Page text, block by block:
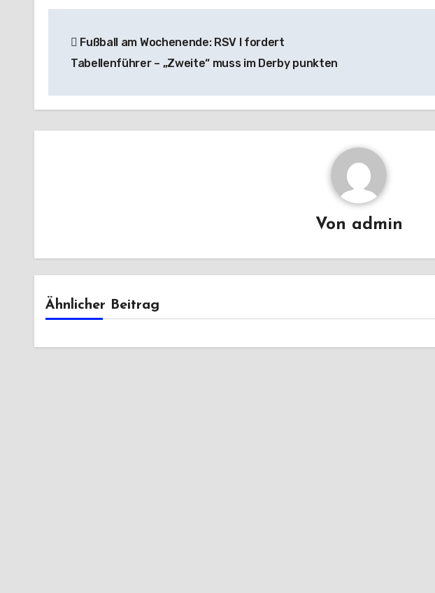
Fußball am Wochenende: RSV I fordert
Tabellenführer – „Zweite“ muss im Derby punkten
Von admin
Ähnlicher Beitrag